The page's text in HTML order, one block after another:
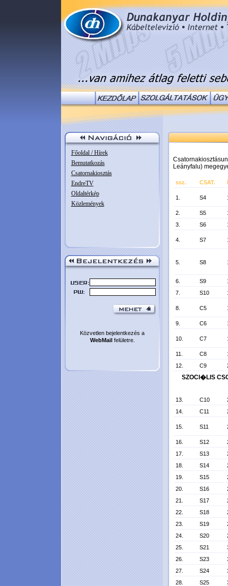
Főoldal / Hírek
Bemutatkozás
Csatornakiosztás
EndreTV
Oldaltérkép
Közlemények
Közvetlen bejelentkezés a
WebMailfelületre.
Leányfalu)
ssz. CSAT.
1. S4
2. S5
3.
S6
4. S7
5. S8
6. S9
7.
S10
8. C5
9. C6
10. C7
11. C8
12.
C9
SZOCI�LIS
13. C10
14.
C11
15. S11
16. S12
17.
S13
18.
S14
19.
S15
20.
S16
21.
S17
22.
S18
23.
S19
24.
S20
25.
S21
26.
S23
27.
S24
28.
S25